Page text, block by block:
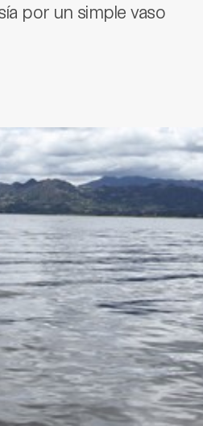
por un simple vaso